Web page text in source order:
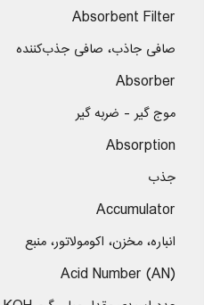
Absorbent Filter
صافی جاذب، صافی جذب‌کننده
Absorber
موج گیر - ضربه گیر
Absorption
جذب
Accumulator
انباره، مخزن، اکومولاتور، منبع
Acid Number (AN)